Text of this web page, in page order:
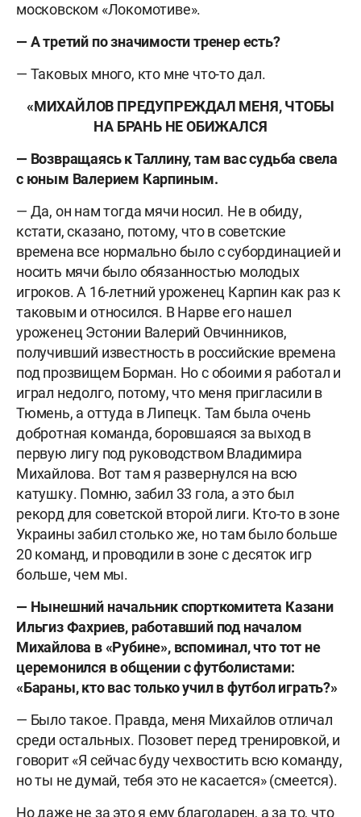
московском «Локомотиве».
— А третий по значимости тренер есть?
— Таковых много, кто мне что-то дал.
«МИХАЙЛОВ ПРЕДУПРЕЖДАЛ МЕНЯ, ЧТОБЫ
НА БРАНЬ НЕ ОБИЖАЛСЯ
— Возвращаясь к Таллину, там вас судьба свела
с юным Валерием Карпиным.
— Да, он нам тогда мячи носил. Не в обиду,
кстати, сказано, потому, что в советские
времена все нормально было с субординацией и
носить мячи было обязанностью молодых
игроков. А 16-летний уроженец Карпин как раз к
таковым и относился. В Нарве его нашел
уроженец Эстонии Валерий Овчинников,
получивший известность в российские времена
под прозвищем Борман. Но с обоими я работал и
играл недолго, потому, что меня пригласили в
Тюмень, а оттуда в Липецк. Там была очень
добротная команда, боровшаяся за выход в
первую лигу под руководством Владимира
Михайлова. Вот там я развернулся на всю
катушку. Помню, забил 33 гола, а это был
рекорд для советской второй лиги. Кто-то в зоне
Украины забил столько же, но там было больше
20 команд, и проводили в зоне с десяток игр
больше, чем мы.
— Нынешний начальник спорткомитета Казани
Ильгиз Фахриев, работавший под началом
Михайлова в «Рубине», вспоминал, что тот не
церемонился в общении с футболистами:
«Бараны, кто вас только учил в футбол играть?»
— Было такое. Правда, меня Михайлов отличал
среди остальных. Позовет перед тренировкой, и
говорит «Я сейчас буду чехвостить всю команду,
но ты не думай, тебя это не касается» (смеется).
Но даже не за это я ему благодарен, а за то, что